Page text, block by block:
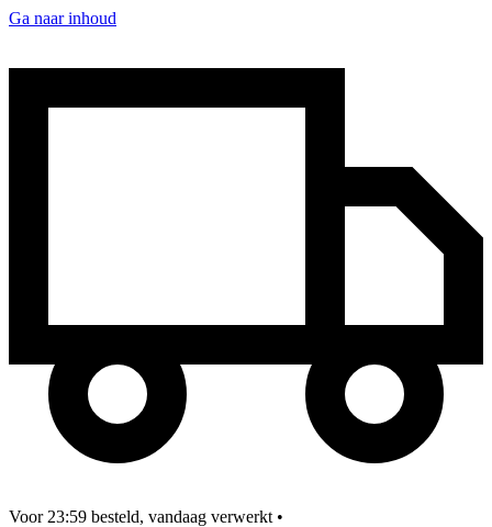
Ga naar inhoud
Voor 23:59 besteld, vandaag verwerkt •